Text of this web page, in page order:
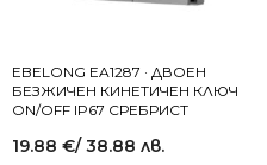
EBELONG EA1287 · ДВОЕН
БЕЗЖИЧЕН КИНЕТИЧЕН КЛЮЧ
ON/OFF IP67 СРЕБРИСТ
19.88 €/ 38.88 лв.